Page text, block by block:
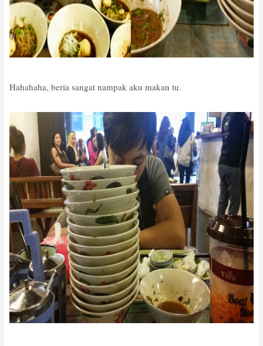
Hahahaha, beria sangat nampak aku makan tu.